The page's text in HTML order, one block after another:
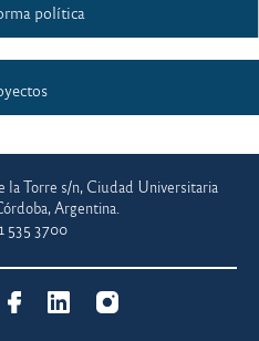
política
la Torre s/n, Ciudad Universitaria
Argentina.
535 3700